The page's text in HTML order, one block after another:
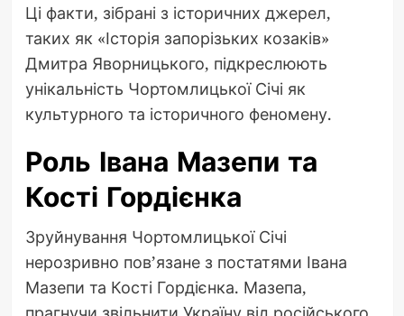
Ці факти, зібрані з історичних джерел,
таких як «Історія запорізьких козаків»
Дмитра Яворницького, підкреслюють
унікальність Чортомлицької Січі як
культурного та історичного феномену.
Роль Івана Мазепи та
Кості Гордієнка
Зруйнування Чортомлицької Січі
нерозривно пов’язане з постатями Івана
Мазепи та Кості Гордієнка. Мазепа,